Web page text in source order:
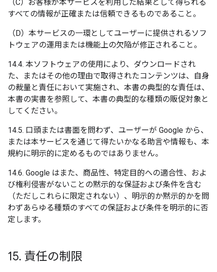
（C）お客様が本サービスを利用した結果として得られる
すべての情報が正確または信頼できるものであること。
（D）本サービスの一環としてユーザーに提供されるソフ
トウェアの運用または機能上の欠陥が修正されること。
14.4. 本ソフトウェアの使用により、ダウンロードされ
た、またはその他の理由で取得されたコンテンツは、自身
の裁量と責任において実施され、本書の典型的な責任は、
本書の実書を参照して、本書の典型的な種類の販促対象と
してください。
14.5. 口頭または書面を問わず、ユーザーが Google から、
または本サービスを通じて得たいかなる助言や情報も、本
規約に明示的に定めるものではありません。
14.6. Google はまた、商品性、特定目的への適合性、およ
び権利侵害がないことの黙示的な保証および条件を含む
（ただしこれらに限定されない）、明示的か黙示的かを問
わずあらゆる種類のすべての保証および条件を明示的に否
定します。
15. 責任の制限